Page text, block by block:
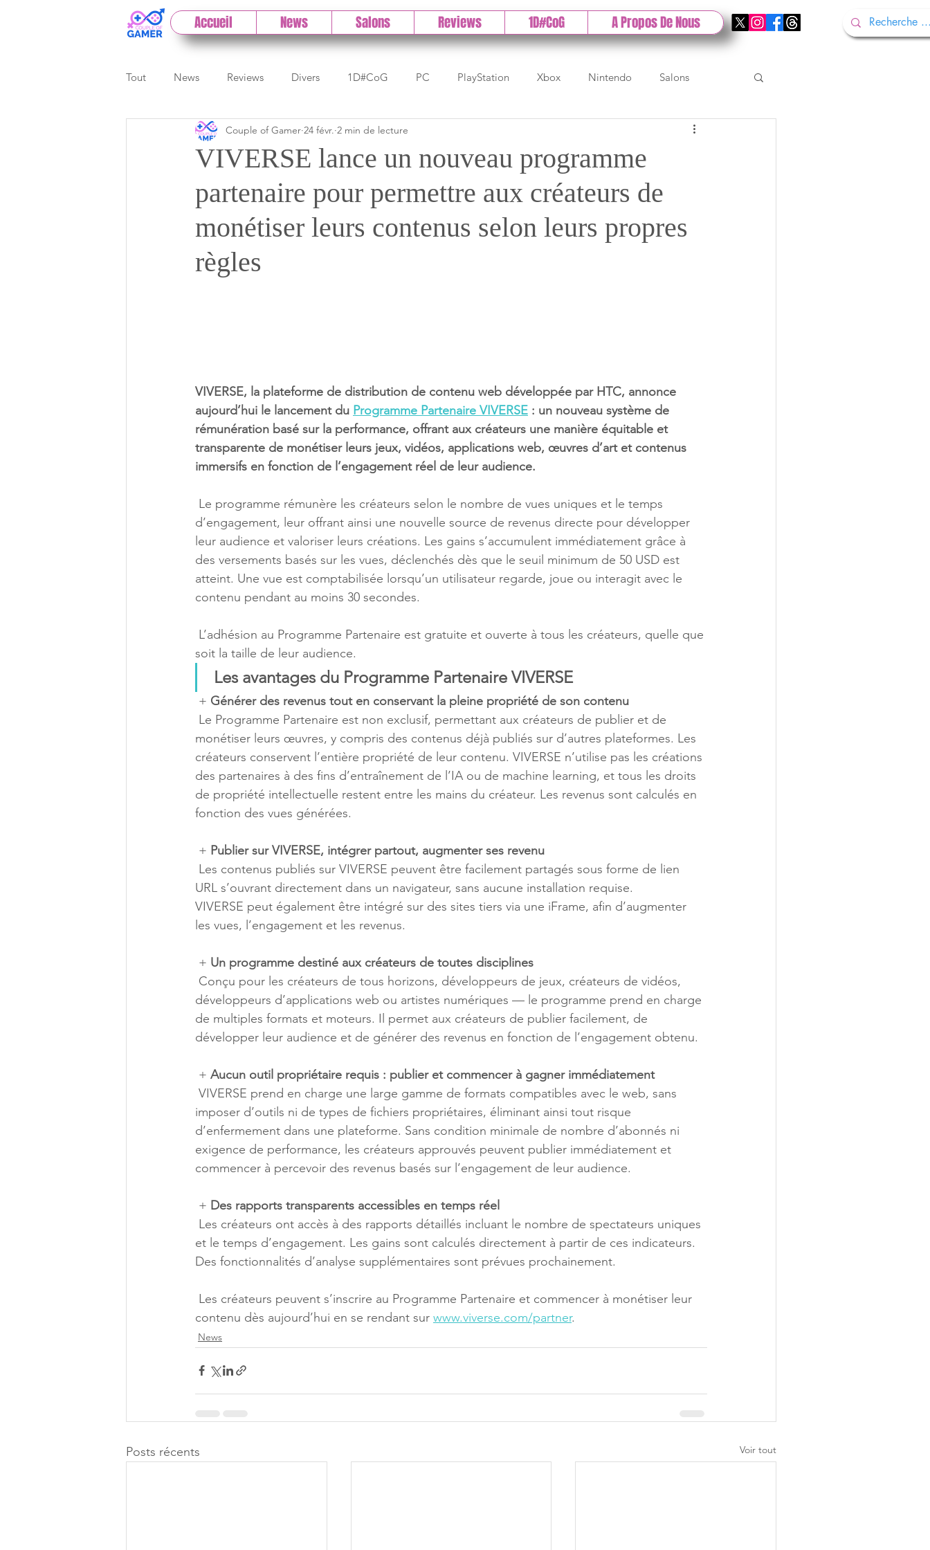
Accueil News Salons Reviews 1D#CoG A Propos De Nous
Tout News Reviews Divers 1D#CoG PC PlayStation Xbox Nintendo Salons
Previews Cloud Test indé DLC Gamescom
Paris Games Week Early Access Test 1DCoG Test Xbox Test Nintendo Test PlayStation
VIVERSE lance un nouveau programme
partenaire pour permettre aux créateurs de
monétiser leurs contenus selon leurs propres
règles
Couple of Gamer 24 févr. 2 min de lecture
VIVERSE, la plateforme de distribution de contenu web développée par HTC, annonce
aujourd’hui le lancement du Programme Partenaire VIVERSE : un nouveau système de
rémunération basé sur la performance, offrant aux créateurs une manière équitable et
transparente de monétiser leurs jeux, vidéos, applications web, œuvres d’art et contenus
immersifs en fonction de l’engagement réel de leur audience.
d’engagement, leur offrant ainsi une nouvelle source de revenus directe pour développer
leur audience et valoriser leurs créations. Les gains s’accumulent immédiatement grâce à
des versements basés sur les vues, déclenchés dès que le seuil minimum de 50 USD est
atteint. Une vue est comptabilisée lorsqu’un utilisateur regarde, joue ou interagit avec le
contenu pendant au moins 30 secondes.
soit la taille de leur audience.
Les avantages du Programme Partenaire VIVERSE
+ Générer des revenus tout en conservant la pleine propriété de son contenu
monétiser leurs œuvres, y compris des contenus déjà publiés sur d’autres plateformes. Les
créateurs conservent l’entière propriété de leur contenu. VIVERSE n’utilise pas les créations
des partenaires à des fins d’entraînement de l’IA ou de machine learning, et tous les droits
de propriété intellectuelle restent entre les mains du créateur. Les revenus sont calculés en
fonction des vues générées.
+ Publier sur VIVERSE, intégrer partout, augmenter ses revenu
URL s’ouvrant directement dans un navigateur, sans aucune installation requise.
VIVERSE peut également être intégré sur des sites tiers via une iFrame, afin d’augmenter
les vues, l’engagement et les revenus.
+ Un programme destiné aux créateurs de toutes disciplines
développeurs d’applications web ou artistes numériques — le programme prend en charge
de multiples formats et moteurs. Il permet aux créateurs de publier facilement, de
développer leur audience et de générer des revenus en fonction de l’engagement obtenu.
+ Aucun outil propriétaire requis : publier et commencer à gagner immédiatement
imposer d’outils ni de types de fichiers propriétaires, éliminant ainsi tout risque
d’enfermement dans une plateforme. Sans condition minimale de nombre d’abonnés ni
exigence de performance, les créateurs approuvés peuvent publier immédiatement et
commencer à percevoir des revenus basés sur l’engagement de leur audience.
+ Des rapports transparents accessibles en temps réel
et le temps d’engagement. Les gains sont calculés directement à partir de ces indicateurs.
Des fonctionnalités d’analyse supplémentaires sont prévues prochainement.
contenu dès aujourd’hui en se rendant sur www.viverse.com/partner.
News
Posts récents Voir tout